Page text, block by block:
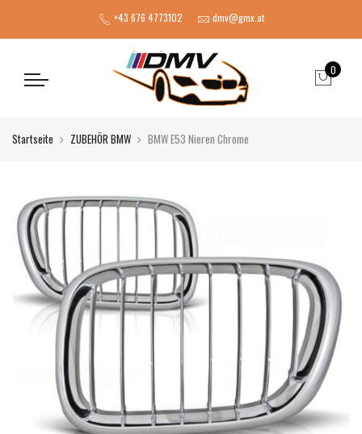
+43 676 4773102 dmv@gmx.at
0
Startseite ZUBEHÖR BMW BMW E53 Nieren Chrome